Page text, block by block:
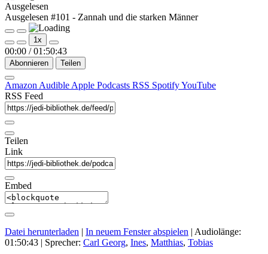
Ausgelesen
Ausgelesen #101 - Zannah und die starken Männer
Play
Episode
Pause
Episode
1x
00:00 / 01:50:43
Abonnieren Teilen
Amazon Audible Apple Podcasts RSS SpotifyYouTube
RSS Feed
Teilen
Link
Embed
Datei herunterladen | In neuem Fenster abspielen | Audiolänge:
01:50:43 | Sprecher: Carl Georg, Ines, Matthias, Tobias